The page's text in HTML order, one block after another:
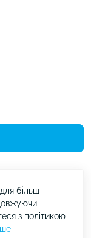
більш
з політикою